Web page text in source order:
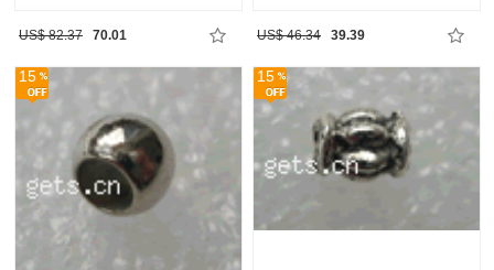
US$ 82.37 70.01 US$ 46.34 39.39
15 15